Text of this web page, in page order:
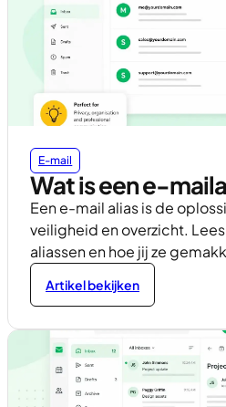
E-mail
Wat is een e-
Een e-mail alias is de
veiligheid en overzicht.
aliassen en hoe jij ze
Artikel bekijken